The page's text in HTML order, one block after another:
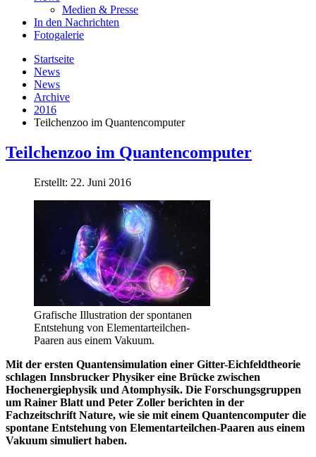
Medien & Presse
In den Nachrichten
Fotogalerie
Startseite
News
News
Archive
2016
Teilchenzoo im Quantencomputer
Teilchenzoo im Quantencomputer
Erstellt: 22. Juni 2016
Grafische Illustration der spontanen
Entstehung von Elementarteilchen-
Paaren aus einem Vakuum.
Mit der ersten Quantensimulation einer Gitter-Eichfeldtheorie
schlagen Innsbrucker Physiker eine Brücke zwischen
Hochenergiephysik und Atomphysik. Die Forschungsgruppen
um Rainer Blatt und Peter Zoller berichten in der
Fachzeitschrift Nature, wie sie mit einem Quantencomputer die
spontane Entstehung von Elementarteilchen-Paaren aus einem
Vakuum simuliert haben.